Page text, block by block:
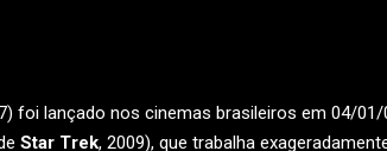
foi lançado nos cinemas brasileiros em 04/01/
Star Trek, 2009), que trabalha